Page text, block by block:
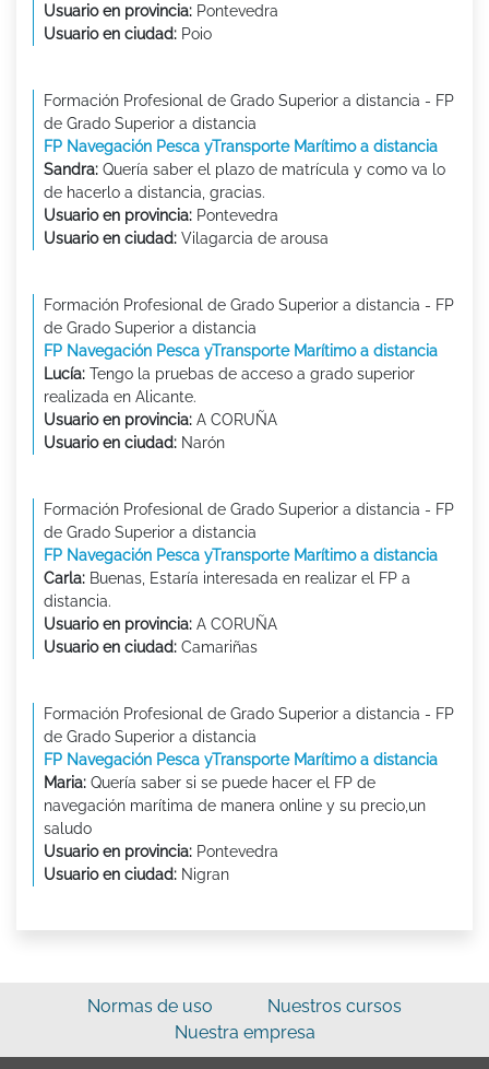
Usuario en provincia: Pontevedra
Usuario en ciudad: Poio
Formación Profesional de Grado Superior a distancia - FP
de Grado Superior a distancia
FP Navegación Pesca yTransporte Marítimo a distancia
Sandra: Quería saber el plazo de matrícula y como va lo
de hacerlo a distancia, gracias.
Usuario en provincia: Pontevedra
Usuario en ciudad: Vilagarcia de arousa
Formación Profesional de Grado Superior a distancia - FP
de Grado Superior a distancia
FP Navegación Pesca yTransporte Marítimo a distancia
Lucía: Tengo la pruebas de acceso a grado superior
realizada en Alicante.
Usuario en provincia: A CORUÑA
Usuario en ciudad: Narón
Formación Profesional de Grado Superior a distancia - FP
de Grado Superior a distancia
FP Navegación Pesca yTransporte Marítimo a distancia
Carla: Buenas, Estaría interesada en realizar el FP a
distancia.
Usuario en provincia: A CORUÑA
Usuario en ciudad: Camariñas
Formación Profesional de Grado Superior a distancia - FP
de Grado Superior a distancia
FP Navegación Pesca yTransporte Marítimo a distancia
Maria: Quería saber si se puede hacer el FP de
navegación marítima de manera online y su precio,un
saludo
Usuario en provincia: Pontevedra
Usuario en ciudad: Nigran
Normas de uso
Nuestros cursos
Nuestra empresa